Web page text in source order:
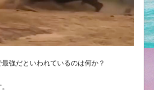
強だといわれているのは何か？